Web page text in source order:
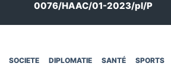
0076/HAAC/01-2023/pl/P
SOCIETE DIPLOMATIE SANTÉ SPORTS